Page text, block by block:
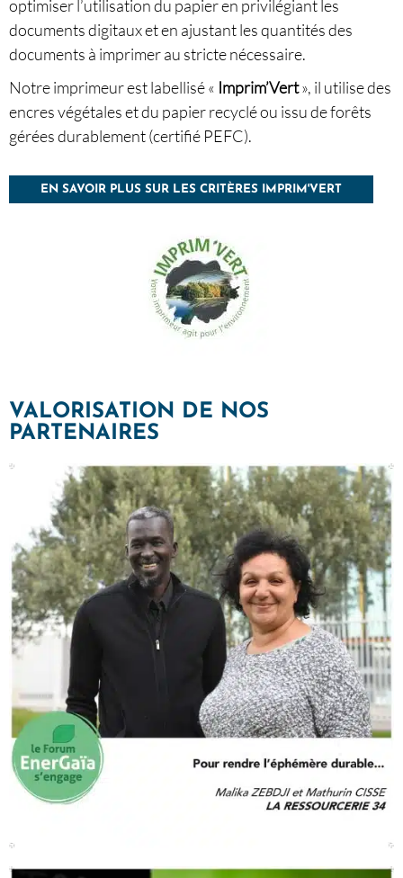
optimiser l’utilisation du papier en privilégiant les
documents digitaux et en ajustant les quantités des
documents à imprimer au stricte nécessaire.
Notre imprimeur est labellisé « Imprim’Vert», il utilise des
encres végétales et du papier recyclé ou issu de forêts
gérées durablement (certifié PEFC).
EN SAVOIR PLUS SUR LES CRITÈRES IMPRIM'VERT
VALORISATION DE NOS
PARTENAIRES